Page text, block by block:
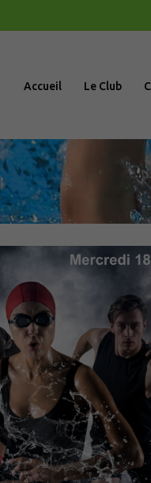
Accueil Le Club
utiles